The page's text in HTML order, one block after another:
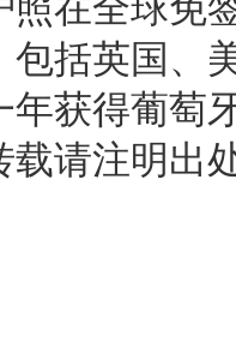
包括英国、
年获得葡萄
请注明出